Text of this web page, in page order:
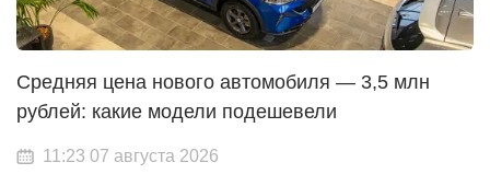
Средняя цена нового автомобиля — 3,5 млн
рублей: какие модели подешевели
11:23 07 августа 2026